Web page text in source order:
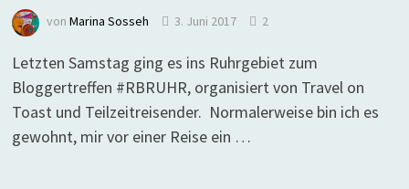
von Marina Sosseh 3. Juni 2017 2
Letzten Samstag ging es ins Ruhrgebiet zum
Bloggertreffen #RBRUHR, organisiert von Travel on
Toast und Teilzeitreisender. Normalerweise bin ich es
gewohnt, mir vor einer Reise ein …